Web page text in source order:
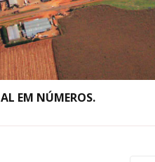
EM NÚMEROS.